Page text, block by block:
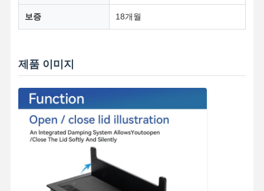
책상 전원 그로밋
팝업 소켓 박스
슬라이딩 소켓
책상 클램프 전원 소지
책상 밑 멀티탭
보증 18개월
제품 이미지